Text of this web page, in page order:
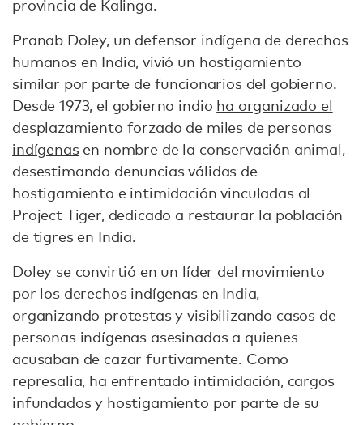
provincia de Kalinga.
Pranab Doley, un defensor indígena de derechos
humanos en India, vivió un hostigamiento
similar por parte de funcionarios del gobierno.
Desde 1973, el gobierno indio ha organizado el
desplazamiento forzado de miles de personas
indígenasen nombre de la conservación animal,
desestimando denuncias válidas de
hostigamiento e intimidación vinculadas al
Project Tiger, dedicado a restaurar la población
de tigres en India.
Doley se convirtió en un líder del movimiento
por los derechos indígenas en India,
organizando protestas y visibilizando casos de
personas indígenas asesinadas a quienes
acusaban de cazar furtivamente. Como
represalia, ha enfrentado intimidación, cargos
infundados y hostigamiento por parte de su